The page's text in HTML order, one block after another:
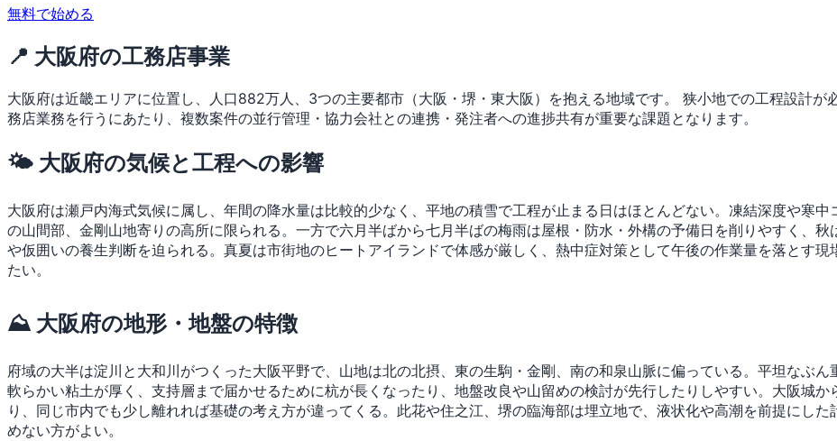
無料で始める
📍 大阪府の工務店事業
大阪府は近畿エリアに位置し、人口882万人、3つの主要都市（大阪・堺・東大阪）を抱える地域です。 狭小地での工程設計が
務店業務を行うにあたり、複数案件の並行管理・協力会社との連携・発注者への進捗共有が重要な課題となります。
🌤 大阪府の気候と工程への影響
大阪府は瀬戸内海式気候に属し、年間の降水量は比較的少なく、平地の積雪で工程が止まる日はほとんどない。凍結深度や寒
の山間部、金剛山地寄りの高所に限られる。一方で六月半ばから七月半ばの梅雨は屋根・防水・外構の予備日を削りやすく、
や仮囲いの養生判断を迫られる。真夏は市街地のヒートアイランドで体感が厳しく、熱中症対策として午後の作業量を落とす
たい。
⛰ 大阪府の地形・地盤の特徴
府域の大半は淀川と大和川がつくった大阪平野で、山地は北の北摂、東の生駒・金剛、南の和泉山脈に偏っている。平坦なぶ
軟らかい粘土が厚く、支持層まで届かせるために杭が長くなったり、地盤改良や山留めの検討が先行したりしやすい。大阪城
り、同じ市内でも少し離れれば基礎の考え方が違ってくる。此花や住之江、堺の臨海部は埋立地で、液状化や高潮を前提にし
めない方がよい。